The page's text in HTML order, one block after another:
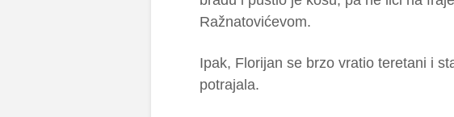
Ražnatovićevom.
Ipak, Florijan se brzo vratio teretani i
potrajala.